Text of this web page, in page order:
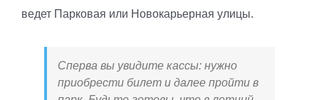
ведет Парковая или Новокарьерная улицы.
Сперва вы увидите кассы: нужно
приобрести билет и далее пройти в